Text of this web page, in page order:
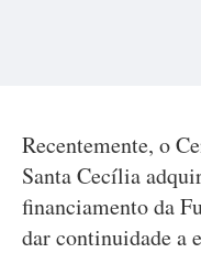
Recentemente, o
Santa Cecília
financiamento da
dar continuidade a